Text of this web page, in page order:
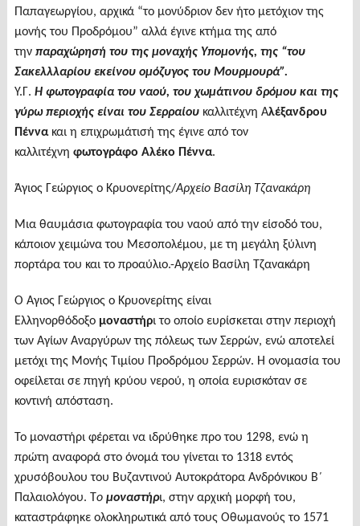
Παπαγεωργίου, αρχικά “το μονύδριον δεν ήτο μετόχιον της
μονής του Προδρόμου” αλλά έγινε κτήμα της από
την παραχώρησή του της μοναχής Υπομονής, της “του
Σακελλλαρίου εκείνου ομόζυγος του Μουρμουρά”.
Υ.Γ. Η φωτογραφία του ναού, του χωμάτινου δρόμου και της
γύρω περιοχής είναι του Σερραίουκαλλιτέχνη Αλέξανδρου
Πέννακαι η επιχρωμάτισή της έγινε από τον
καλλιτέχνη φωτογράφο Αλέκο Πέννα.
Άγιος Γεώργιος ο Κρυονερίτης/Αρχείο Βασίλη Τζανακάρη
Μια θαυμάσια φωτογραφία του ναού από την είσοδό του,
κάποιον χειμώνα του Μεσοπολέμου, με τη μεγάλη ξύλινη
πορτάρα του και το προαύλιο.-Αρχείο Βασίλη Τζανακάρη
Ο Άγιος Γεώργιος ο Κρυονερίτης είναι
Ελληνορθόδοξομοναστήρι το οποίο ευρίσκεται στην περιοχή
των Αγίων Αναργύρων της πόλεως των Σερρών, ενώ αποτελεί
μετόχι της Μονής Τιμίου Προδρόμου Σερρών. Η ονομασία του
οφείλεται σε πηγή κρύου νερού, η οποία ευρισκόταν σε
κοντινή απόσταση.
Το μοναστήρι φέρεται να ιδρύθηκε προ του 1298, ενώ η
πρώτη αναφορά στο όνομά του γίνεται το 1318 εντός
χρυσόβουλου του Βυζαντινού Αυτοκράτορα Ανδρόνικου Β΄
Παλαιολόγου. Το μοναστήρι, στην αρχική μορφή του,
καταστράφηκε ολοκληρωτικά από τους Οθωμανούς το 1571